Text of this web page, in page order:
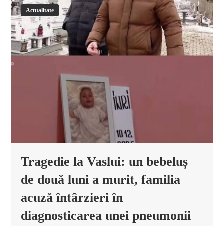
Actualitate
Tragedie la Vaslui: un bebeluș
de două luni a murit, familia
acuză întârzieri în
diagnosticarea unei pneumonii